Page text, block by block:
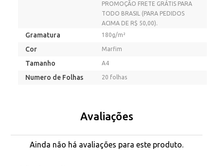
PROMOÇÃO FRETE GRÁTIS PARA
TODO BRASIL (PARA PEDIDOS
ACIMA DE R$ 50,00).
Gramatura 180g/m²
Cor Marfim
Tamanho A4
Numero de Folhas 20 folhas
Avaliações
Ainda não há avaliações para este produto.